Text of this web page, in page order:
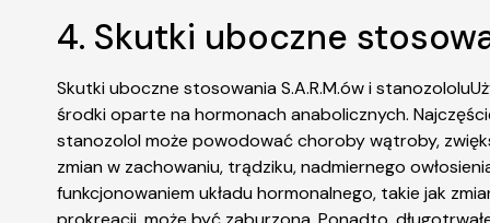
4. Skutki uboczne
Skutki uboczne stosowania S.A.R.M.ów i
środki oparte na hormonach anabolicznych.
stanozolol może powodować choroby wątroby,
zmian w zachowaniu, trądziku, nadmiernego
funkcjonowaniem układu hormonalnego, takie jak